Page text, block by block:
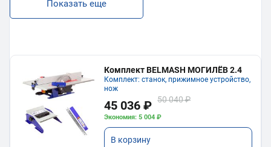
Показать еще
Комплект BELMASH МОГИЛЁВ 2.4
Комплект: станок, прижимное устройство,
нож
45 036 ₽ 50 040 ₽
Экономия: 5 004 ₽
В корзину